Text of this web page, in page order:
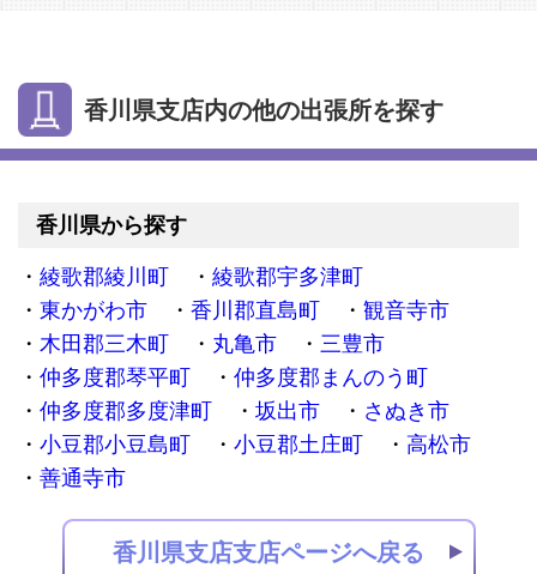
香川県支店内の他の出張所を探す
香川県から探す
綾歌郡綾川町
綾歌郡宇多津町
東かがわ市
香川郡直島町
観音寺市
木田郡三木町
丸亀市
三豊市
仲多度郡琴平町
仲多度郡まんのう町
仲多度郡多度津町
坂出市
さぬき市
小豆郡小豆島町
小豆郡土庄町
高松市
善通寺市
香川県支店支店ページへ戻る